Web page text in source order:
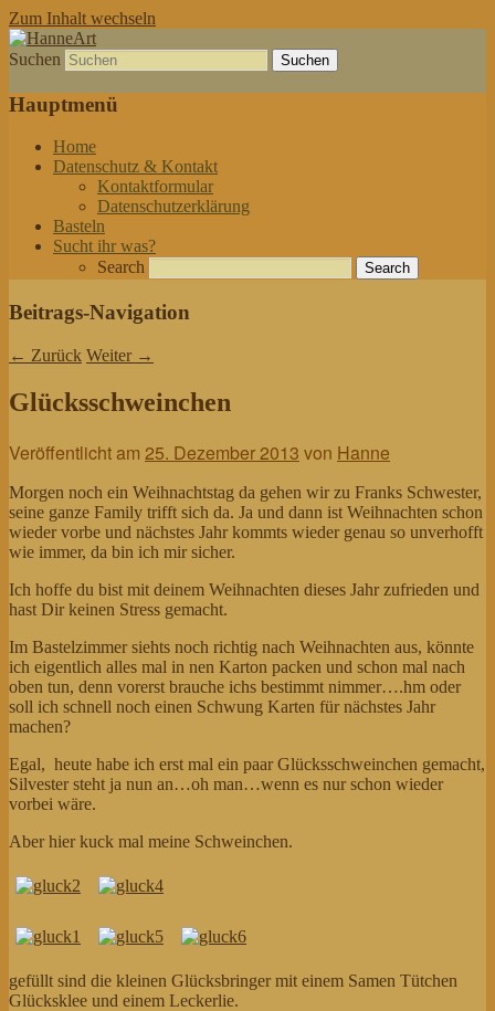
Zum Inhalt wechseln
HanneArt
von allem etwas
Suchen
Hauptmenü
Home
Datenschutz & Kontakt
Kontaktformular
Datenschutzerklärung
Basteln
Sucht ihr was?
Search
Beitrags-Navigation
← Zurück Weiter →
Glücksschweinchen
Veröffentlicht am 25. Dezember 2013 von Hanne
Morgen noch ein Weihnachtstag da gehen wir zu Franks Schwester,
seine ganze Family trifft sich da. Ja und dann ist Weihnachten schon
wieder vorbe und nächstes Jahr kommts wieder genau so unverhofft
wie immer, da bin ich mir sicher.
Ich hoffe du bist mit deinem Weihnachten dieses Jahr zufrieden und
hast Dir keinen Stress gemacht.
Im Bastelzimmer siehts noch richtig nach Weihnachten aus, könnte
ich eigentlich alles mal in nen Karton packen und schon mal nach
oben tun, denn vorerst brauche ichs bestimmt nimmer….hm oder
soll ich schnell noch einen Schwung Karten für nächstes Jahr
machen?
Egal, heute habe ich erst mal ein paar Glücksschweinchen gemacht,
Silvester steht ja nun an…oh man…wenn es nur schon wieder
vorbei wäre.
Aber hier kuck mal meine Schweinchen.
gefüllt sind die kleinen Glücksbringer mit einem Samen Tütchen
Glücksklee und einem Leckerlie.